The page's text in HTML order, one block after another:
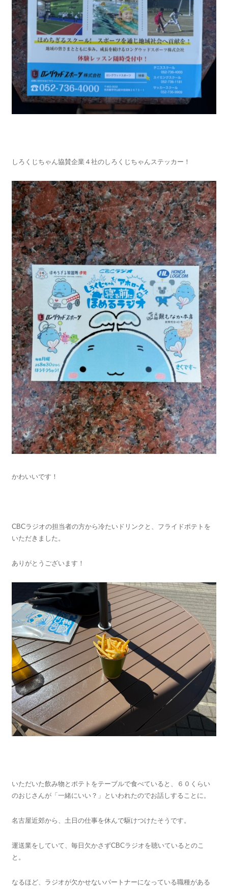
しろくじちゃん協賛企業４社のしろくじちゃんステッカー！
かわいいです！
CBCラジオの担当者の方から冷たいドリンクと、フライドポテトを
いただきました。
ありがとうございます！
いただいた飲み物とポテトをテーブルで食べていると、６０くらい
のおじさんが「一緒にいい？」といわれたのでお話しすることに。
名古屋近郊から、土日の仕事を休んで駆けつけたそうです。
運送業をしていて、毎日欠かさずCBCラジオを聴いているとのこ
と。
なるほど、ラジオが欠かせないパートナーになっている職種がある